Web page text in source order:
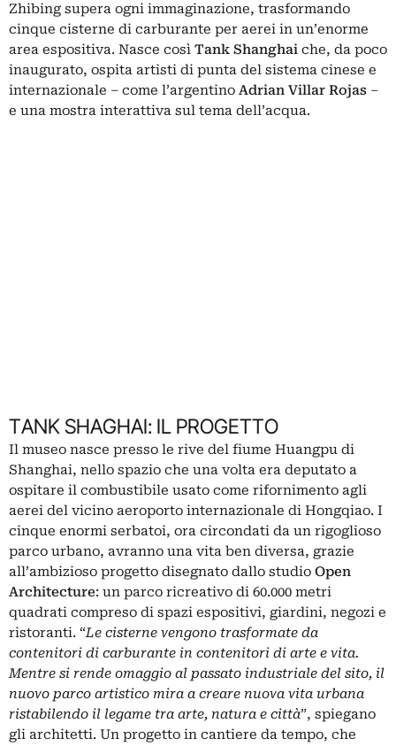
Zhibing supera ogni immaginazione, trasformando
cinque cisterne di carburante per aerei in un’enorme
area espositiva. Nasce così Tank Shanghai che, da poco
inaugurato, ospita artisti di punta del sistema cinese e
internazionale – come l’argentino Adrian Villar Rojas –
e una mostra interattiva sul tema dell’acqua.
TANK SHAGHAI: IL PROGETTO
Il museo nasce presso le rive del fiume Huangpu di
Shanghai, nello spazio che una volta era deputato a
ospitare il combustibile usato come rifornimento agli
aerei del vicino aeroporto internazionale di Hongqiao. I
cinque enormi serbatoi, ora circondati da un rigoglioso
parco urbano, avranno una vita ben diversa, grazie
all’ambizioso progetto disegnato dallo studio Open
Architecture: un parco ricreativo di 60.000 metri
quadrati compreso di spazi espositivi, giardini, negozi e
ristoranti. “Le cisterne vengono trasformate da
contenitori di carburante in contenitori di arte e vita.
Mentre si rende omaggio al passato industriale del sito, il
nuovo parco artistico mira a creare nuova vita urbana
ristabilendo il legame tra arte, natura e città”, spiegano
gli architetti. Un progetto in cantiere da tempo, che